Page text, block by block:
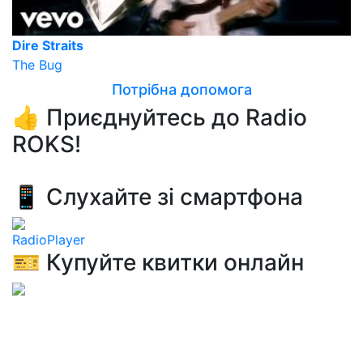
Dire Straits
The Bug
Потрібна допомога
👍 Приєднуйтесь до Radio
ROKS!
📱 Слухайте зі смартфона
RadioPlayer
🎫 Купуйте квитки онлайн